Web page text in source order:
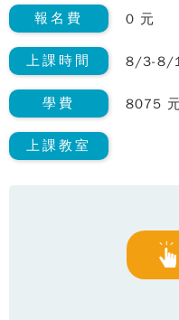
報名費 0 元
上課時間 8/3-8/
學費 8075
上課教室